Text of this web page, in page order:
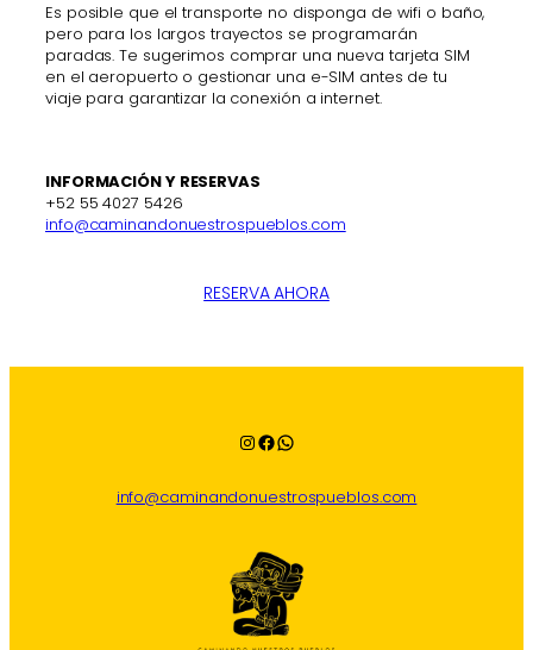
Es posible que el transporte no disponga de wifi o baño,
pero para los largos trayectos se programarán
paradas. Te sugerimos comprar una nueva tarjeta SIM
en el aeropuerto o gestionar una e-SIM antes de tu
viaje para garantizar la conexión a internet.
INFORMACIÓN Y RESERVAS
+52 55 4027 5426
info@caminandonuestrospueblos.com
RESERVA AHORA
InstagramFacebook WhatsApp
info@caminandonuestrospueblos.com